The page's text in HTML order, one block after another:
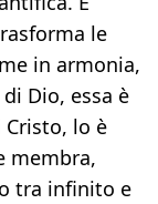
le
in armonia,
Dio, essa è
lo è
membra,
tra infinito e